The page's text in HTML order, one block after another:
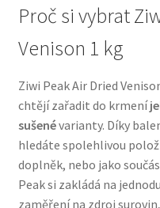
Oblečky pro psy
Pelíšky pro psy
Ortopedické
Přepravky pro psy
Proč si vybrat
Venison 1 kg
Ziwi Peak Air Dried
chtějí zařadit do krmení
sušenévarianty. Díky
hledáte spolehlivou
doplněk, nebo jako
Peak si zakládá na
zaměření na zdroj